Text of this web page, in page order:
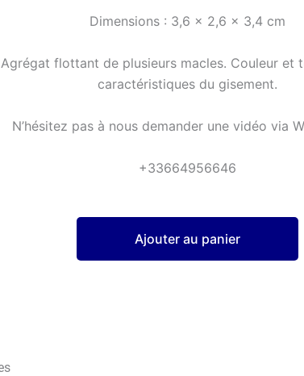
Dimensions : 3,6 x 2,6 x 3,4 cm
Agrégat flottant de plusieurs macles. Couleur et
caractéristiques du gisement.
N’hésitez pas à nous demander une vidéo via
+33664956646
Ajouter au panier